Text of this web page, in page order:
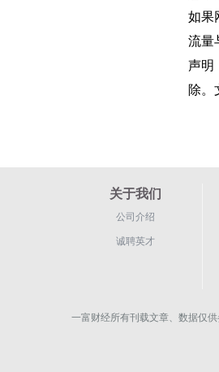
如果
流量
声明
除。
关于我们
公司介绍
诚聘英才
一富财经所有刊载文章、数据仅